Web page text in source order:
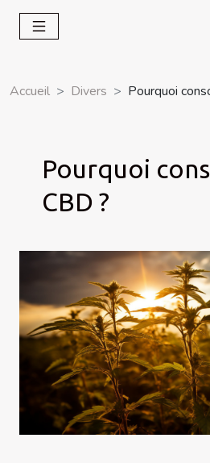
Accueil Divers Pourquoi
Pourquoi
CBD ?